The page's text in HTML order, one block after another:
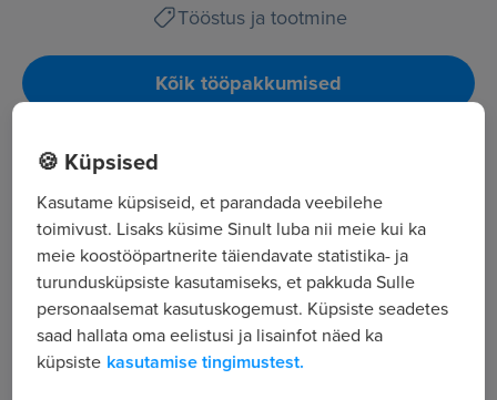
Tööstus ja tootmine
Kõik tööpakkumised
Tööpakkuja tutvustus
209
Töötajate arv
86 887
Vaatamised
Promens Rõngu AS kuulub SAPA Gruppi.
Sapa Grupp on plastikontsern, mis loodi Itaalias,
Napoli piirkonnas 1974.aastal. Ettevõte toodab
🍪 Küpsised
Kasutame küpsiseid, et parandada veebilehe
toimivust. Lisaks küsime Sinult luba nii meie kui ka
meie koostööpartnerite täiendavate statistika- ja
turundusküpsiste kasutamiseks, et pakkuda Sulle
personaalsemat kasutuskogemust. Küpsiste seadetes
saad hallata oma eelistusi ja lisainfot näed ka
küpsiste kasutamise tingimustest.